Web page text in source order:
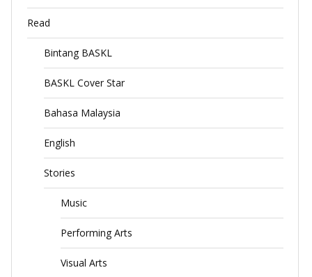
Read
Bintang BASKL
BASKL Cover Star
Bahasa Malaysia
English
Stories
Music
Performing Arts
Visual Arts